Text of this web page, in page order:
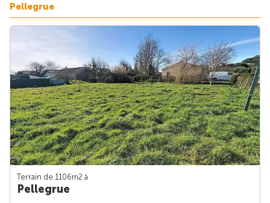
Pellegrue
Terrain de 1106m2 à
Pellegrue